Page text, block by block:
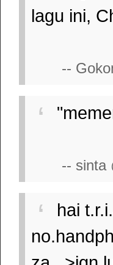
lagu ini,
--
-- sinta
hai